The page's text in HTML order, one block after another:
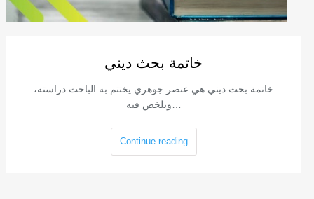
خاتمة بحث ديني
خاتمة بحث ديني هي عنصر جوهري يختتم به الباحث دراسته،
Continue reading